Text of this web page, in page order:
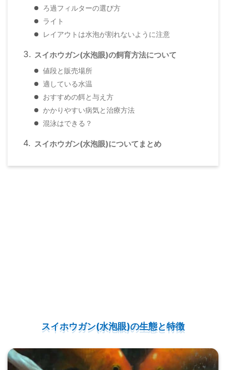
ろ過フィルターの選び方
ライト
レイアウトは水泡が割れないように注意
スイホウガン(水泡眼)の飼育方法について
値段と販売場所
適している水温
おすすめの餌と与え方
かかりやすい病気と治療方法
混泳はできる？
スイホウガン(水泡眼)についてまとめ
スイホウガン(水泡眼)の生態と特徴